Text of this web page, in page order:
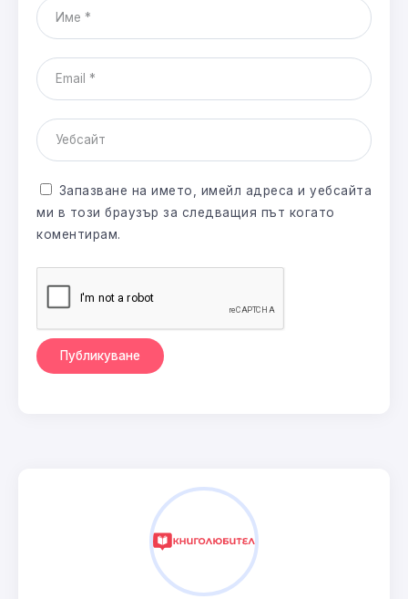
Запазване на името, имейл адреса и уебсайта
ми в този браузър за следващия път когато
коментирам.